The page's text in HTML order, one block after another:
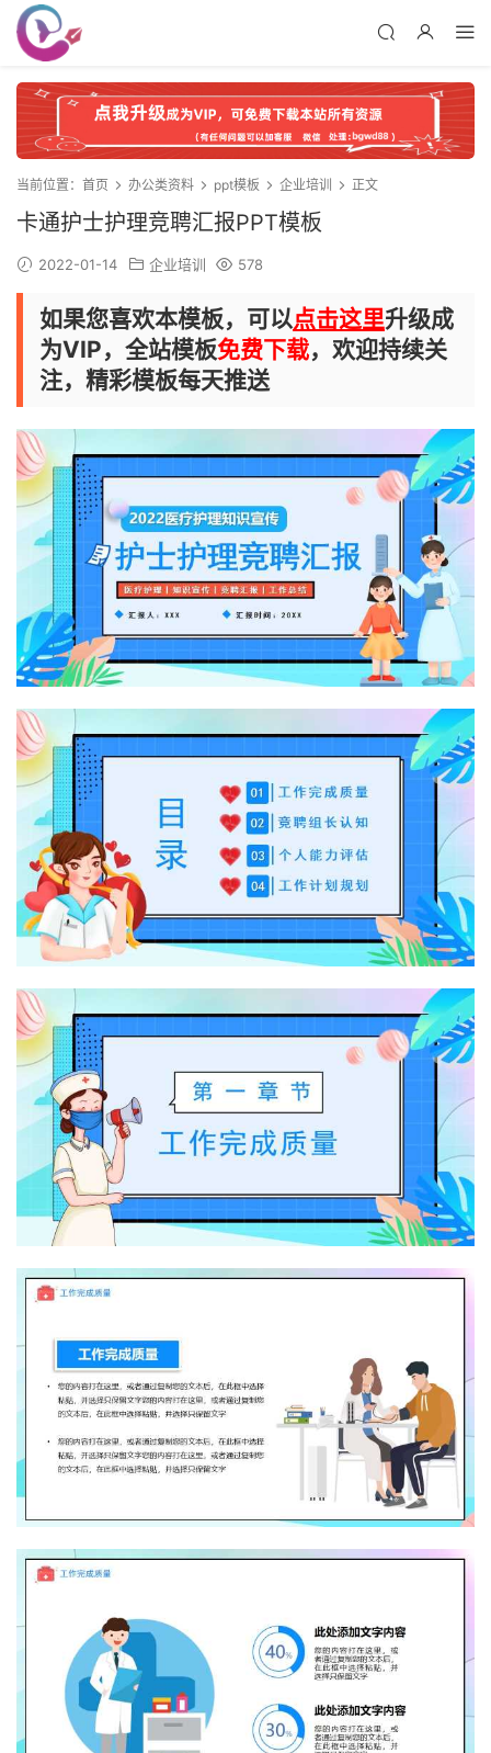
当前位置： 首页 办公类资料 ppt模板 企业培训 正文
卡通护士护理竞聘汇报PPT模板
2022-01-14 企业培训 578
如果您喜欢本模板，可以点击这里升级成
为VIP，全站模板免费下载，欢迎持续关
注，精彩模板每天推送